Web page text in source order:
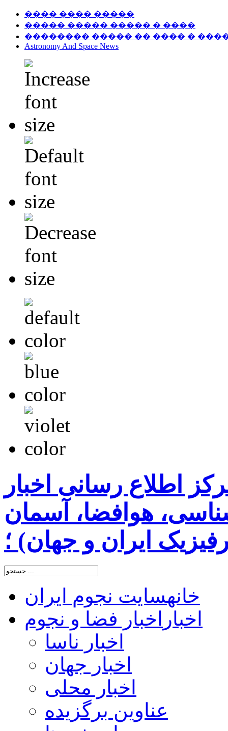
���� ���� �����
����� ����� ����� � ����
�������� ����� �� ���� �
Astronomy And Space News
اطلاع رسانی اخبار
هوافضا، آسمان
ایران و جهان) ؛
خانهسایت نجوم ایران
اخبار اخبار فضا و نجوم
اخبار ناسا
اخبار جهان
اخبار محلی
عناوین برگزیده